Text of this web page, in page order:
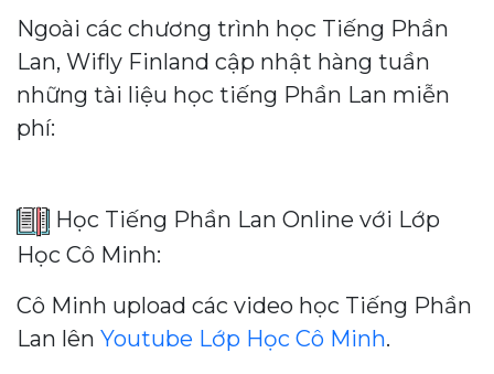
Ngoài các chương trình học Tiếng Phần
Lan, Wifly Finland cập nhật hàng tuần
những tài liệu học tiếng Phần Lan miễn
phí:
Học Tiếng Phần Lan Online với Lớp
Học Cô Minh:
Cô Minh upload các video học Tiếng Phần
Lan lên Youtube Lớp Học Cô Minh.